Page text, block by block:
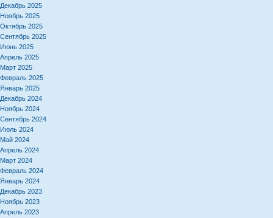
Декабрь 2025
Ноябрь 2025
Октябрь 2025
Сентябрь 2025
Июнь 2025
Апрель 2025
Март 2025
Февраль 2025
Январь 2025
Декабрь 2024
Ноябрь 2024
Сентябрь 2024
Июль 2024
Май 2024
Апрель 2024
Март 2024
Февраль 2024
Январь 2024
Декабрь 2023
Ноябрь 2023
Апрель 2023